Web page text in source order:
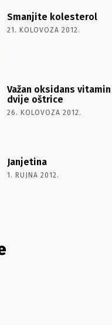
Smanjite kolesterol
21. KOLOVOZA 2012.
Važan oksidans vitamin
dvije oštrice
26. KOLOVOZA 2012.
Janjetina
1. RUJNA 2012.